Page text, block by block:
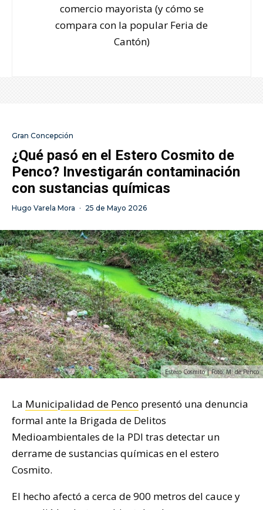
comercio mayorista (y cómo se
compara con la popular Feria de
Cantón)
Gran Concepción
¿Qué pasó en el Estero Cosmito de
Penco? Investigarán contaminación
con sustancias químicas
Hugo Varela Mora · 25 de Mayo 2026
Estero Cosmito | Foto: M. de Penco
La Municipalidad de Penco presentó una denuncia
formal ante la Brigada de Delitos
Medioambientales de la PDI tras detectar un
derrame de sustancias químicas en el estero
Cosmito.
El hecho afectó a cerca de 900 metros del cauce y